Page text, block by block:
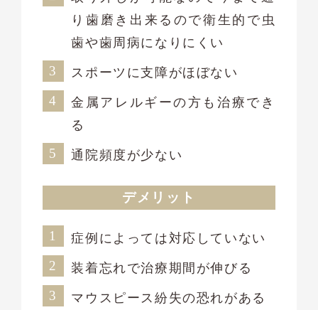
り歯磨き出来るので衛生的で虫
歯や歯周病になりにくい
スポーツに支障がほぼない
金属アレルギーの方も治療でき
る
通院頻度が少ない
デメリット
症例によっては対応していない
装着忘れで治療期間が伸びる
マウスピース紛失の恐れがある